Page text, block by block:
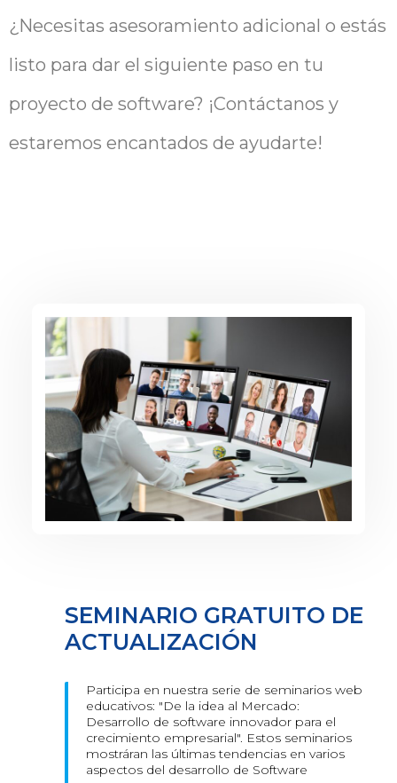
¿Necesitas asesoramiento adicional o estás
listo para dar el siguiente paso en tu
proyecto de software? ¡Contáctanos y
estaremos encantados de ayudarte!
SEMINARIO GRATUITO DE
ACTUALIZACIÓN
Participa en nuestra serie de seminarios web
educativos: "De la idea al Mercado:
Desarrollo de software innovador para el
crecimiento empresarial". Estos seminarios
mostráran las últimas tendencias en varios
aspectos del desarrollo de Software